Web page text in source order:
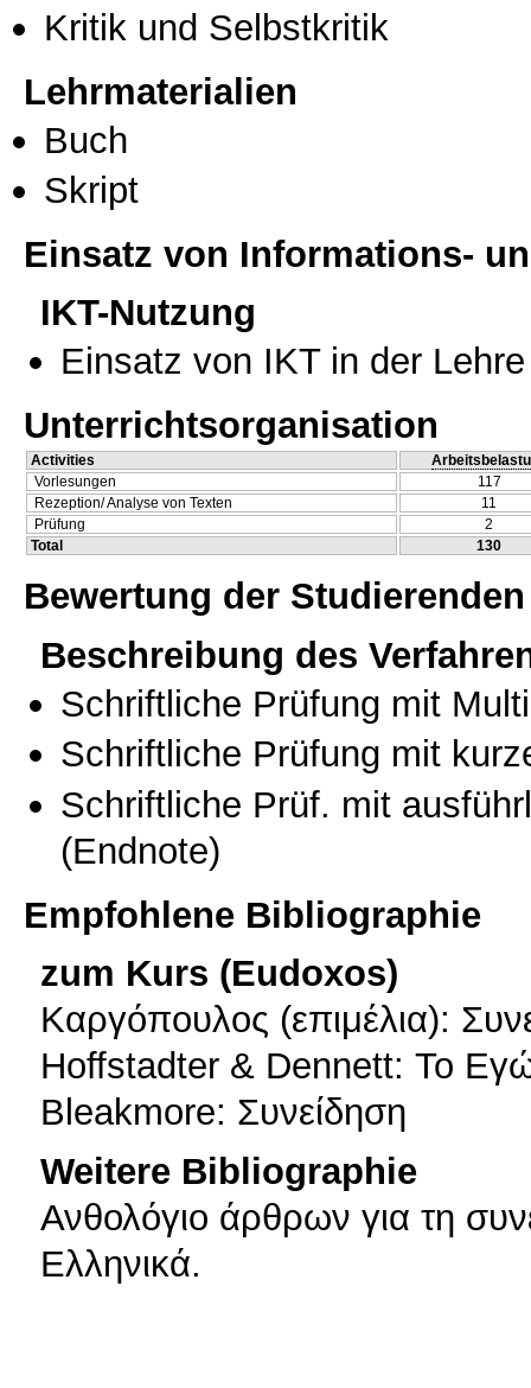
Kritik und Selbstkritik
Lehrmaterialien
Buch
Skript
Einsatz von Informations-
IKT-Nutzung
Einsatz von IKT in der Lehre
Unterrichtsorganisation
Activities
Vorlesungen
117
Rezeption/ Analyse von Texten
11
Prüfung
2
Total
130
Bewertung der Studierenden
Beschreibung des
Schriftliche Prüfung mit
Schriftliche Prüfung mit
Schriftliche Prüf. mit
(Endnote)
Empfohlene Bibliographie
zum Kurs (Eudoxos)
Καργόπουλος (επιμέλια):
Hoffstadter & Dennett: Το
Bleakmore: Συνείδηση
Weitere Bibliographie
Ανθολόγιο άρθρων για τη
Ελληνικά.